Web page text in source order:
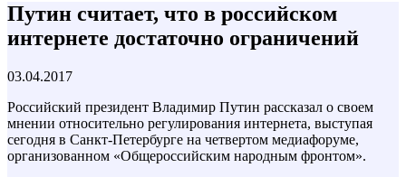
Путин считает, что в российском
интернете достаточно ограничений
03.04.2017
Российский президент Владимир Путин рассказал о своем
мнении относительно регулирования интернета, выступая
сегодня в Санкт-Петербурге на четвертом медиафоруме,
организованном «Общероссийским народным фронтом».